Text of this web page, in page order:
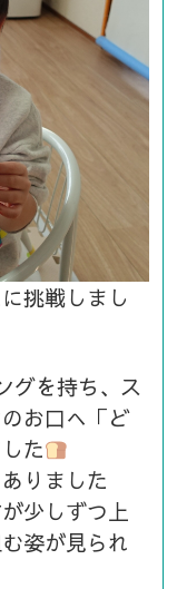
挑戦しまし
グを持ち、ス
お口へ「ど
た
りました
少しずつ上
姿が見られ